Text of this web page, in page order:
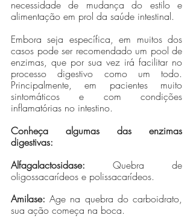
necessidade de mudança do estilo e
alimentação em prol da saúde intestinal.
Embora seja específica, em muitos dos
casos pode ser recomendado um pool de
enzimas, que por sua vez irá facilitar no
processo digestivo como um todo.
Principalmente, em pacientes muito
sintomáticos e com condições
inflamatórias no intestino.
Conheça algumas das enzimas
digestivas:
Alfagalactosidase: Quebra de
oligossacarídeos e polissacarídeos.
Amilase: Age na quebra do carboidrato,
sua ação começa na boca.